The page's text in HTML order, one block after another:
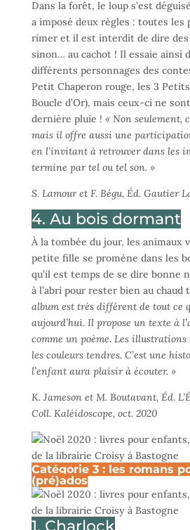
Dans la forêt, le loup s’est
a imposé deux règles : toutes les
rimer et il est interdit de dire des
sinon… au cachot ! Il essaie ainsi
différents personnages des
Petit Chaperon rouge, les 3
Boucle d’Or), mais ceux-ci ne
dernière pluie ! « Non seulement,
mais il offre aussi une
en l’invitant à retrouver dans les
termine par tel ou tel son. »
S. Lamour et F. Bégu, Éd. Gautier
4. Au bois dormant
À la tombée du jour, les animaux
petite fille se promène dans les
qu’il est temps de se dire bonne
à l’abri pour rester bien au chaud
album est très différent de tout ce
aujourd’hui. Il propose un texte à
comme un poème. Les
les couleurs tendres. C’est une
l’enfant aura plaisir à écouter. »
K. Jameson et M. Boutavant, Éd.
Coll. Kaléidoscope, oct. 2020
Catégorie 3 : les romans
(pré)ados
1. Charlock